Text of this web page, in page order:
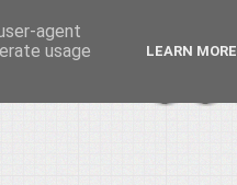
agent
usage
LEARN MORE